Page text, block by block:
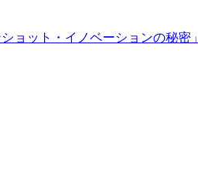
ョット・イノベーションの秘密​」